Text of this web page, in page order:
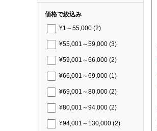
価格で絞込み
¥1～55,000 (2)
¥55,001～59,000 (3)
¥59,001～66,000 (2)
¥66,001～69,000 (1)
¥69,001～80,000 (2)
¥80,001～94,000 (2)
¥94,001～130,000 (2)